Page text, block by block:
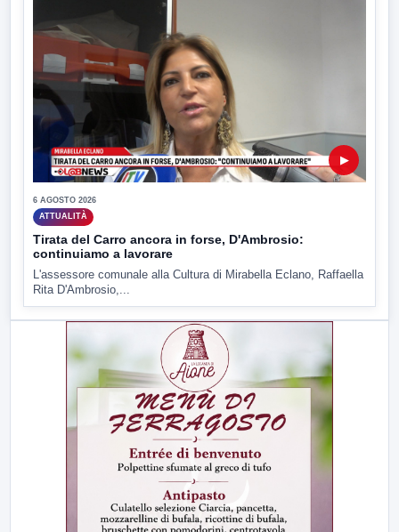
▶
6 AGOSTO 2026
ATTUALITÀ
Tirata del Carro ancora in forse, D'Ambrosio:
continuiamo a lavorare
L'assessore comunale alla Cultura di Mirabella Eclano, Raffaella
Rita D'Ambrosio,...